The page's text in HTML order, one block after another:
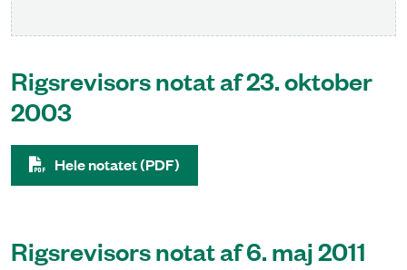
Rigsrevisors notat af 23. oktober
2003
Hele notatet (PDF)
Rigsrevisors notat af 6. maj 2011